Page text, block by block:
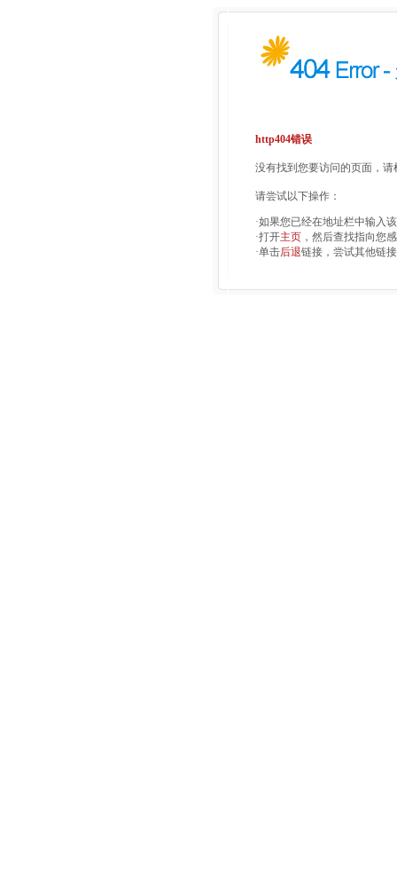
http404错误
没有找到您要访问的页面，
请尝试以下操作：
·如果您已经在地址栏中输入
·打开主页 ，然后查找指向您
·单击后退链接，尝试其他链